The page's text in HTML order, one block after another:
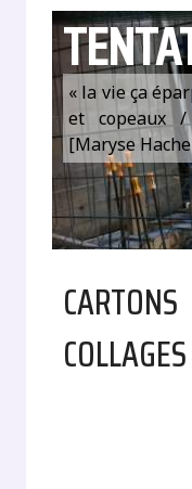
« la vie ça
et copeaux
[Maryse
COLLAGES